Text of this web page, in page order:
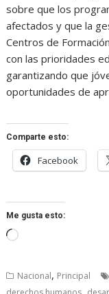
sobre que los
afectados y que la
Centros de
con las prioridades
garantizando que
oportunidades de
Comparte esto:
Facebook
Me gusta esto:
Cargando...
Nacional, Principal